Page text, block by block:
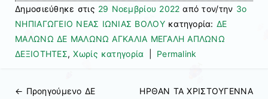
Δημοσιεύθηκε στις 29 Νοεμβρίου 2022 από τον/την 3ο
ΝΗΠΙΑΓΩΓΕΙΟ ΝΕΑΣ ΙΩΝΙΑΣ ΒΟΛΟΥκατηγορία: ΔΕ
ΜΑΛΩΝΩ ΔΕ ΜΑΛΩΝΩ ΑΓΚΑΛΙΑ ΜΕΓΑΛΗ ΑΠΛΩΝΩ
ΔΕΞΙΟΤΗΤΕΣ,Χωρίς κατηγορία Permalink
← Προηγούμενo ΔΕ
ΗΡΘΑΝ ΤΑ ΧΡΙΣΤΟΥΓΕΝΝΑ